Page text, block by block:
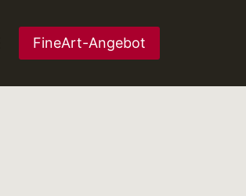
FineArt-Angebot